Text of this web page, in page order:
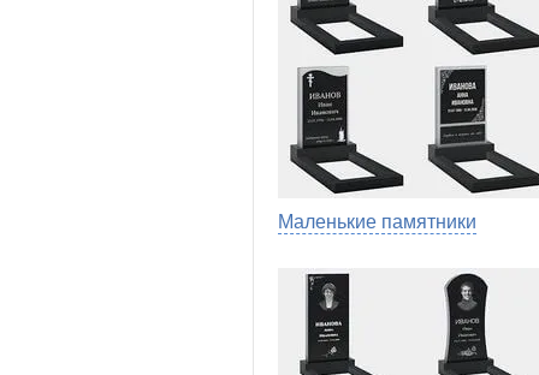
Маленькие памятники